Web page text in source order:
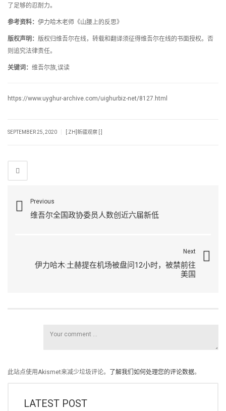
了足够的忍耐力。
参考资料： 伊力哈木老师《山腰上的反思》
版权声明： 版权归维吾尔在线，转载和翻译须征得维吾尔在线的书面授权。否
则追究法律责任。
关键词： 维吾尔族,误读
https://www.uyghur-archive.com/uighurbiz-net/8127.html
SEPTEMBER 25, 2020 [:ZH]新疆观察 [:]
Previous
维吾尔全国政协委员人数创近六届新低
Next
伊力哈木·土赫提在机场被盘问12小时，被禁前往
美国
此站点使用Akismet来减少垃圾评论。 了解我们如何处理您的评论数据。
LATEST POST